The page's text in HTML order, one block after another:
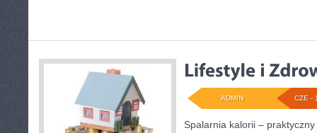
CZE -
ADMIN
Spalarnia kalorii –